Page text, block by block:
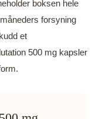
boksen hele
forsyning
et
500 mg kapsler